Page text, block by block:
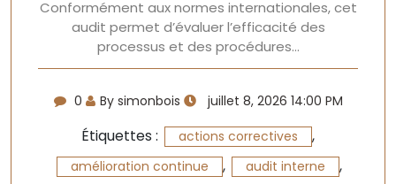
Conformément aux normes internationales, cet
audit permet d’évaluer l’efficacité des
processus et des procédures…
0 By simonbois juillet 8, 2026 14:00 PM
Étiquettes : actions correctives ,
amélioration continue , audit interne ,